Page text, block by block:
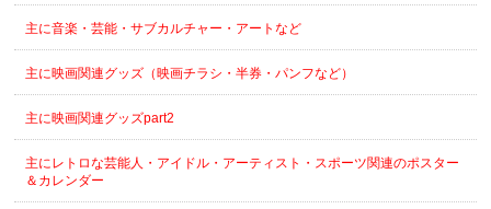
主に音楽・芸能・サブカルチャー・アートなど
主に映画関連グッズ（映画チラシ・半券・パンフなど）
主に映画関連グッズpart2
主にレトロな芸能人・アイドル・アーティスト・スポーツ関連のポスター
＆カレンダー